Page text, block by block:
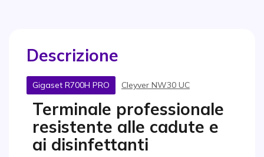
Descrizione
Gigaset R700H PRO Cleyver NW30 UC
Terminale professionale
resistente alle cadute e
ai disinfettanti